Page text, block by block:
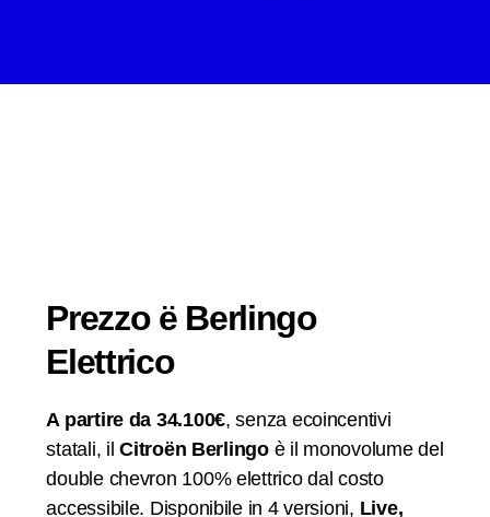
Prezzo ë Berlingo
Elettrico
A partire da 34.100€, senza ecoincentivi
statali, ilCitroën Berlingo è il monovolume del
double chevron 100% elettrico dal costo
accessibile. Disponibile in 4 versioni, Live,